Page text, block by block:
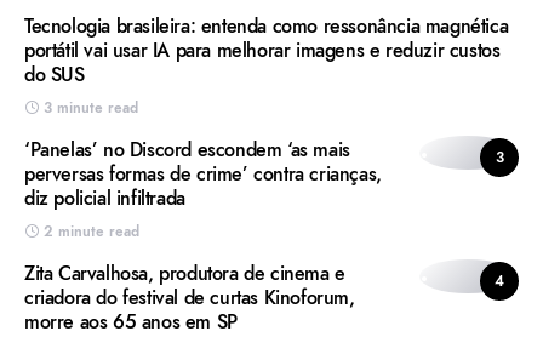
Tecnologia brasileira: entenda como ressonância magnética
portátil vai usar IA para melhorar imagens e reduzir custos
do SUS
3 minute read
3
‘Panelas’ no Discord escondem ‘as mais
perversas formas de crime’ contra crianças,
diz policial infiltrada
2 minute read
4
Zita Carvalhosa, produtora de cinema e
criadora do festival de curtas Kinoforum,
morre aos 65 anos em SP